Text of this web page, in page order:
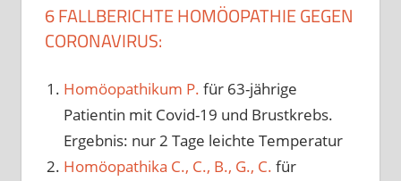
6 FALLBERICHTE HOMÖOPATHIE GEGEN
CORONAVIRUS:
Homöopathikum P. für 63-jährige
Patientin mit Covid-19 und Brustkrebs.
Ergebnis: nur 2 Tage leichte Temperatur
Homöopathika C., C., B., G., C. für